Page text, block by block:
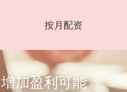
按月配资
加盈利可能